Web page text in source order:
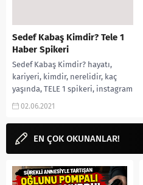
Sedef Kabaş Kimdir? Tele 1
Haber Spikeri
Sedef Kabaş Kimdir? hayatı,
kariyeri, kimdir, nerelidir, kaç
yaşında, TELE 1 spikeri, instagram
hesabı, kariyeri, bityografisi,
aramalarınıza...
02.06.2021
EN ÇOK OKUNANLAR!